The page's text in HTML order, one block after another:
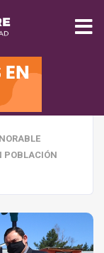
POBLACIÓN